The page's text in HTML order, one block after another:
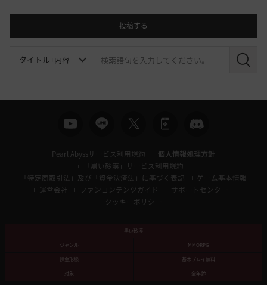
投稿する
検
Pearl Abyssサービス利用規約
個人情報処理方針
「黒い砂漠」サービス利用規約
「特定商取引法」及び「資金決済法」に基づく表記
ゲーム基本情報
運営会社
ファンコンテンツガイド
サポートセンター
クッキーポリシー
黒い砂漠
ジャンル
MMORPG
課金形態
基本プレイ無料
対象
全年齢